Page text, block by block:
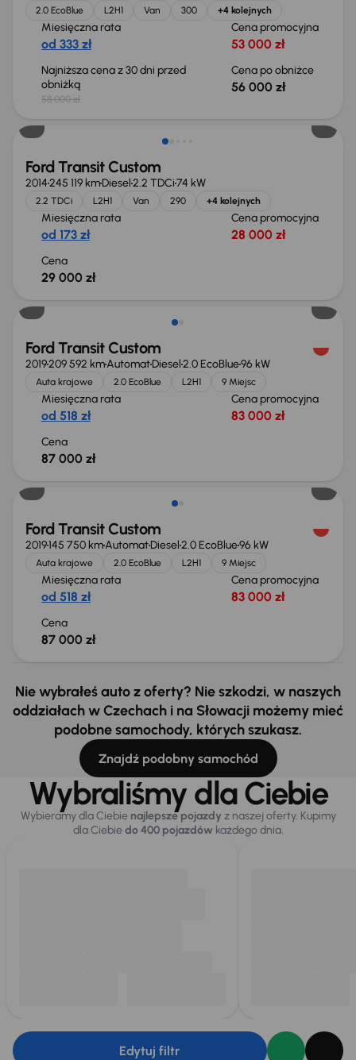
2.0 EcoBlue L2H1 Van 300 +4 kolejnych
Miesięczna rata
od 333 zł
Cena promocyjna
53 000 zł
Najniższa cena z 30 dni przed
obniżką
58 000 zł
Cena po obniżce
56 000 zł
Możliwość odliczenia VAT
Ford Transit Custom
2014245 119 kmDiesel2.2 TDCi74 kW
2.2 TDCi L2H1 Van 290 +4 kolejnych
Miesięczna rata
od 173 zł
Cena promocyjna
28 000 zł
Cena
29 000 zł
Ford Transit Custom
2019209 592 kmAutomatDiesel2.0 EcoBlue96 kW
Auta krajowe 2.0 EcoBlue L2H1 9 Miejsc
Miesięczna rata
od 518 zł
Cena promocyjna
83 000 zł
Cena
87 000 zł
Ford Transit Custom
2019145 750 kmAutomatDiesel2.0 EcoBlue96 kW
Auta krajowe 2.0 EcoBlue L2H1 9 Miejsc
Miesięczna rata
od 518 zł
Cena promocyjna
83 000 zł
Cena
87 000 zł
Nie wybrałeś auto z oferty? Nie szkodzi, w naszych
oddziałach w Czechach i na Słowacji możemy mieć
podobne samochody, których szukasz.
Znajdź podobny samochód
Wybraliśmy dla Ciebie
Wybieramy dla Ciebie najlepsze pojazdy z naszej oferty. Kupimy
dla Ciebiedo 400 pojazdówkażdego dnia.
Edytuj filtr